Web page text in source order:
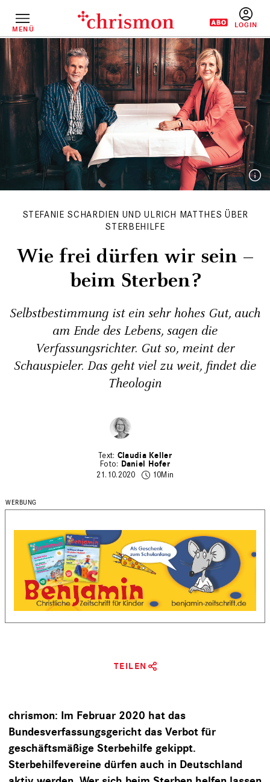
InhaltMENÜ
STEFANIE SCHARDIEN UND ULRICH MATTHES ÜBER
STERBEHILFE
Wie frei dürfen wir sein –
beim Sterben?
Selbstbestimmung ist ein sehr hohes Gut, auch
am Ende des Lebens, sagen die
Verfassungsrichter. Gut so, meint der
Schauspieler. Das geht viel zu weit, findet die
Theologin
Claudia Keller
Daniel Hofer
21.10.2020
10Min
TEILEN
chrismon: Im Februar 2020 hat das
Bundesverfassungsgericht das Verbot für
geschäftsmäßige Sterbehilfe gekippt.
Sterbehilfevereine dürfen auch in Deutschland